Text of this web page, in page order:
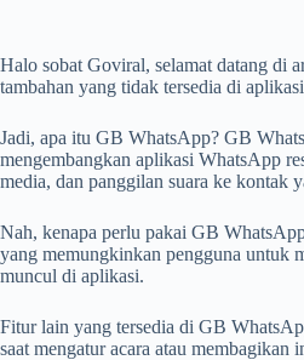
Halo sobat Goviral, selamat datang di
tambahan yang tidak tersedia di
Jadi, apa itu GB WhatsApp? GB
mengembangkan aplikasi WhatsApp
media, dan panggilan suara ke kontak
Nah, kenapa perlu pakai GB
yang memungkinkan pengguna untuk
muncul di aplikasi.
Fitur lain yang tersedia di GB
saat mengatur acara atau membagikan